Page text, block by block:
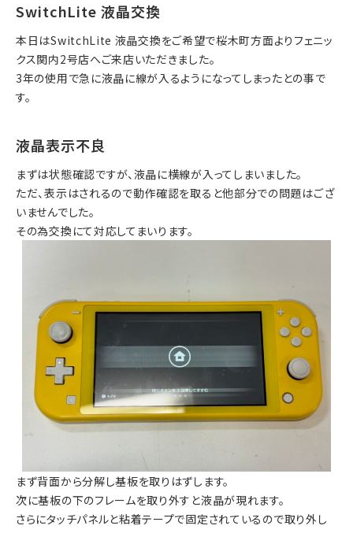
SwitchLite 液晶交換
本日はSwitchLite 液晶交換をご希望で桜木町方面よりフェニッ
クス関内2号店へご来店いただきました。
3年の使用で急に液晶に線が入るようになってしまったとの事で
す。
液晶表示不良
まずは状態確認ですが、液晶に横線が入ってしまいました。
ただ、表示はされるので動作確認を取ると他部分での問題はござ
いませんでした。
その為交換にて対応してまいります。
まず背面から分解し基板を取りはずします。
次に基板の下のフレームを取り外すと液晶が現れます。
さらにタッチパネルと粘着テープで固定されているので取り外し